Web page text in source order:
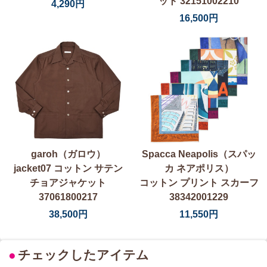
4,290円
16,500円
garoh（ガロウ）
jacket07 コットン サテン
チョアジャケット
37061800217
38,500円
Spacca Neapolis（スパッ
カ ネアポリス）
コットン プリント スカーフ
38342001229
11,550円
● チェックしたアイテム